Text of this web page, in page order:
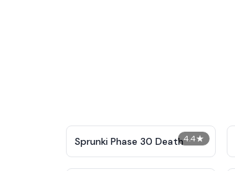
4.4★
Sprunki Phase 30 Death